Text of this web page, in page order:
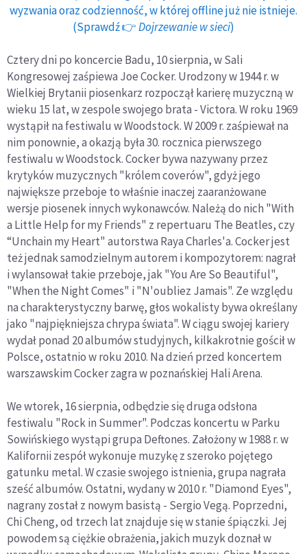
wyzwania oraz codzienność, w której offline już nie istnieje.
(Sprawdź 👉Dojrzewanie w sieci)
Cztery dni po koncercie Badu, 10 sierpnia, w Sali
Kongresowej zaśpiewa Joe Cocker. Urodzony w 1944 r. w
Wielkiej Brytanii piosenkarz rozpoczął karierę muzyczną w
wieku 15 lat, w zespole swojego brata - Victora. W roku 1969
wystąpił na festiwalu w Woodstock. W 2009 r. zaśpiewał na
nim ponownie, a okazją była 30. rocznica pierwszego
festiwalu w Woodstock. Cocker bywa nazywany przez
krytyków muzycznych "królem coverów", gdyż jego
największe przeboje to właśnie inaczej zaaranżowane
wersje piosenek innych wykonawców. Należą do nich "With
a Little Help for my Friends" z repertuaru The Beatles, czy
“Unchain my Heart" autorstwa Raya Charles'a. Cocker jest
też jednak samodzielnym autorem i kompozytorem: nagrał
i wylansował takie przeboje, jak "You Are So Beautiful",
"When the Night Comes" i "N'oubliez Jamais". Ze względu
na charakterystyczny barwę, głos wokalisty bywa określany
jako "najpiękniejsza chrypa świata". W ciągu swojej kariery
wydał ponad 20 albumów studyjnych, kilkakrotnie gościł w
Polsce, ostatnio w roku 2010. Na dzień przed koncertem
warszawskim Cocker zagra w poznańskiej Hali Arena.
We wtorek, 16 sierpnia, odbędzie się druga odsłona
festiwalu "Rock in Summer". Podczas koncertu w Parku
Sowińskiego wystąpi grupa Deftones. Założony w 1988 r. w
Kalifornii zespół wykonuje muzykę z szeroko pojętego
gatunku metal. W czasie swojego istnienia, grupa nagrała
sześć albumów. Ostatni, wydany w 2010 r. "Diamond Eyes",
nagrany został z nowym basistą - Sergio Vegą. Poprzedni,
Chi Cheng, od trzech lat znajduje się w stanie śpiączki. Jej
powodem są ciężkie obrażenia, jakich muzyk doznał w